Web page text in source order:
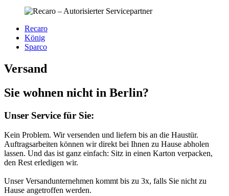
Recaro
König
Sparco
Versand
Sie wohnen nicht in Berlin?
Unser Service für Sie:
Kein Problem. Wir versenden und liefern bis an die Haustür.
Auftragsarbeiten können wir direkt bei Ihnen zu Hause abholen
lassen. Und das ist ganz einfach: Sitz in einen Karton verpacken,
den Rest erledigen wir.
Unser Versandunternehmen kommt bis zu 3x, falls Sie nicht zu
Hause angetroffen werden.